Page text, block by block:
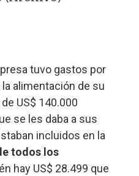
tuvo gastos por
alimentación de su
US$ 140.000
se les daba a sus
incluidos en la
todos los
hay US$ 28.499 que